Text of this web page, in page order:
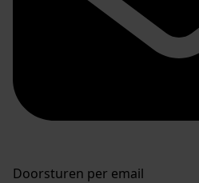
Doorsturen per email